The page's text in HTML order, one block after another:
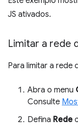
JS ativados.
Limitar a rede
Para limitar a rede
Abra o menu
Consulte
Defina Rede